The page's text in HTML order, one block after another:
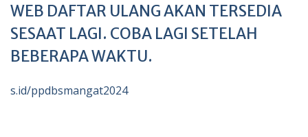
WEB DAFTAR ULANG AKAN TERSEDIA
SESAAT LAGI. COBA LAGI SETELAH
BEBERAPA WAKTU.
s.id/ppdbsmangat2024